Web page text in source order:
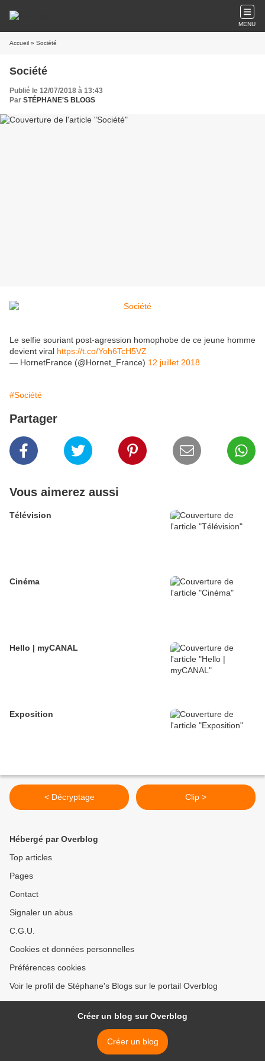
MENU
Accueil » Société
Société
Publié le 12/07/2018 à 13:43
Par STÉPHANE'S BLOGS
Le selfie souriant post-agression homophobe de ce jeune homme
devient viral https://t.co/Yoh6TcH5VZ
— HornetFrance (@Hornet_France) 12 juillet 2018
#Société
Partager
Vous aimerez aussi
Télévision
Cinéma
Hello | myCANAL
Exposition
< Décryptage Clip >
Hébergé par Overblog
Top articles
Pages
Contact
Signaler un abus
C.G.U.
Cookies et données personnelles
Préférences cookies
Voir le profil de Stéphane's Blogs sur le portail Overblog
Créer un blog sur Overblog
Créer un blog